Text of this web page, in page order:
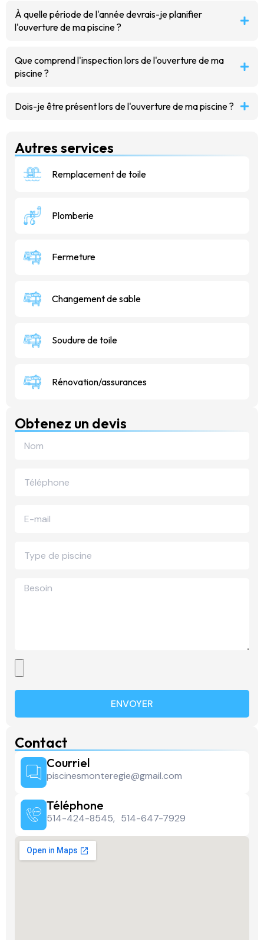
À quelle période de l'année devrais-je planifier
l'ouverture de ma piscine ?
Que comprend l'inspection lors de l'ouverture de ma
piscine ?
Dois-je être présent lors de l'ouverture de ma piscine ?
Autres services
Remplacement de toile
Plomberie
Fermeture
Changement de sable
Soudure de toile
Rénovation/assurances
Obtenez un devis
ENVOYER
Contact
Courriel
piscinesmonteregie@gmail.com
Téléphone
514-424-8545, 514-647-7929